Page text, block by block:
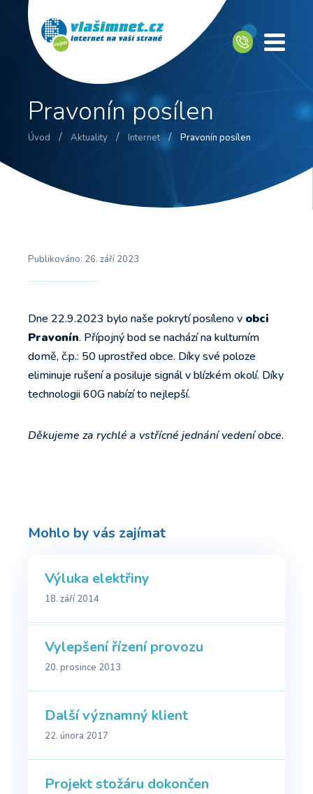
Pravonín posílen
Úvod / Aktuality / Internet / Pravonín posílen
Publikováno: 26. září 2023
Dne 22.9.2023 bylo naše pokrytí posíleno v obci
Pravonín. Přípojný bod se nachází na kulturním
domě, č.p.: 50 uprostřed obce. Díky své poloze
eliminuje rušení a posiluje signál v blízkém okolí. Díky
technologii 60G nabízí to nejlepší.
Děkujeme za rychlé a vstřícné jednání vedení obce.
Mohlo by vás zajímat
Výluka elektřiny
18. září 2014
Vylepšení řízení provozu
20. prosince 2013
Další významný klient
22. února 2017
Projekt stožáru dokončen